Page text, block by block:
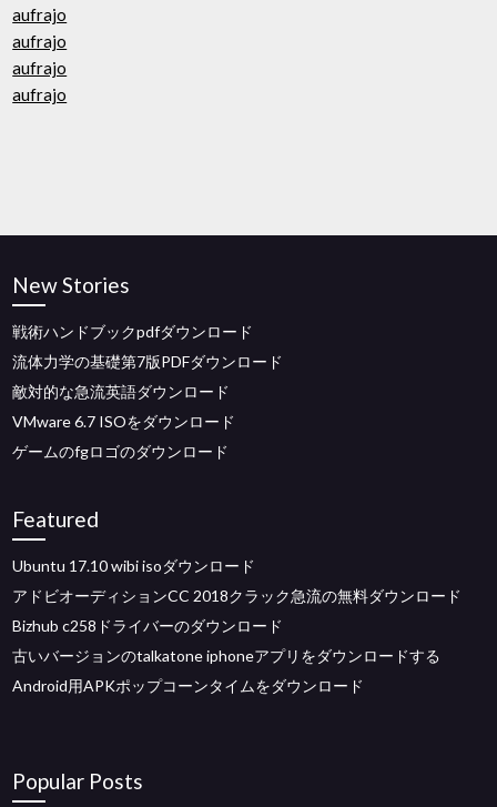
aufrajo
aufrajo
aufrajo
aufrajo
New Stories
戦術ハンドブックpdfダウンロード
流体力学の基礎第7版PDFダウンロード
敵対的な急流英語ダウンロード
VMware 6.7 ISOをダウンロード
ゲームのfgロゴのダウンロード
Featured
Ubuntu 17.10 wibi isoダウンロード
アドビオーディションCC 2018クラック急流の無料ダウンロード
Bizhub c258ドライバーのダウンロード
古いバージョンのtalkatone iphoneアプリをダウンロードする
Android用APKポップコーンタイムをダウンロード
Popular Posts